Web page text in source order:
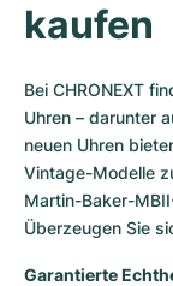
kaufen
Bei CHRONEXT
Uhren – darunter
neuen Uhren
Vintage-Modelle
Martin-Baker-
Überzeugen Sie
Garantierte